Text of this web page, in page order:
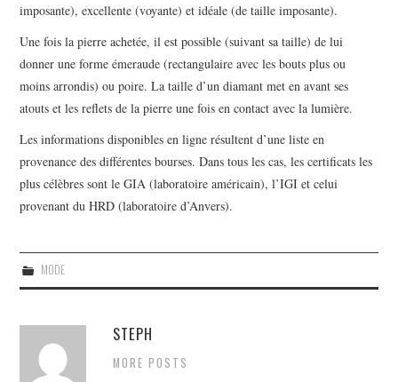
imposante), excellente (voyante) et idéale (de taille imposante).
Une fois la pierre achetée, il est possible (suivant sa taille) de lui
donner une forme émeraude (rectangulaire avec les bouts plus ou
moins arrondis) ou poire. La taille d’un diamant met en avant ses
atouts et les reflets de la pierre une fois en contact avec la lumière.
Les informations disponibles en ligne résultent d’une liste en
provenance des différentes bourses. Dans tous les cas, les certificats les
plus célèbres sont le GIA (laboratoire américain), l’IGI et celui
provenant du HRD (laboratoire d’Anvers).
MODE
STEPH
MORE POSTS